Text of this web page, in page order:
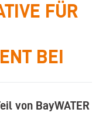
FÜR
BEI
von BayWATER